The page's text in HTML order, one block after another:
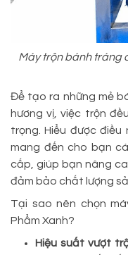
Máy trộn bánh tráng
Để tạo ra những mẻ
hương vị, việc trộn
trọng. Hiểu được điều
mang đến cho bạn
cấp, giúp bạn nâng
đảm bảo chất lượng
Tại sao nên chọn
Phẩm Xanh?
Hiệu suất vượt